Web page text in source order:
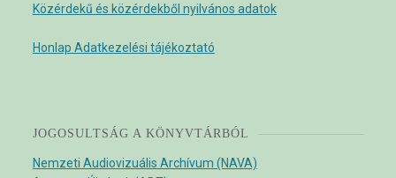
Közérdekű és közérdekből nyilvános adatok
Honlap Adatkezelési tájékoztató
JOGOSULTSÁG A KÖNYVTÁRBÓL
Nemzeti Audiovizuális Archívum (NAVA)